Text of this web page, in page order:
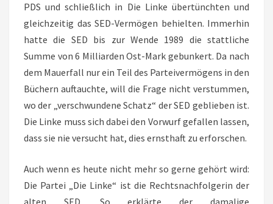
PDS und schließlich in Die Linke übertünchten und
gleichzeitig das SED-Vermögen behielten. Immerhin
hatte die SED bis zur Wende 1989 die stattliche
Summe von 6 Milliarden Ost-Mark gebunkert. Da nach
dem Mauerfall nur ein Teil des Parteivermögens in den
Büchern auftauchte, will die Frage nicht verstummen,
wo der „verschwundene Schatz“ der SED geblieben ist.
Die Linke muss sich dabei den Vorwurf gefallen lassen,
dass sie nie versucht hat, dies ernsthaft zu erforschen.
Auch wenn es heute nicht mehr so gerne gehört wird:
Die Partei „Die Linke“ ist die Rechtsnachfolgerin der
alten SED. So erklärte der damalige